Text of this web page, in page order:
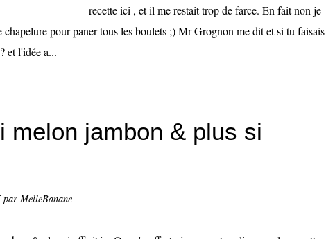
recette ici , et il me restait trop de farce. En fait non je
chapelure pour paner tous les boulets ;) Mr Grognon me dit et si tu faisais
et l'idée a...
melon jambon & plus si
par MelleBanane